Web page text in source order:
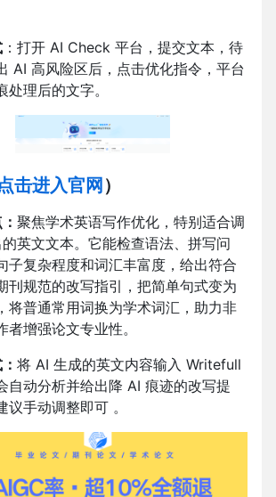
：打开 AI Check 平台，提交文本，待
AI 高风险区后，点击优化指令，平台
处理后的文字。
击进入官网 ）
聚焦学术英语写作优化，特别适合调
英文文本。它能检查语法、拼写问
子复杂程度和词汇丰富度，给出符合
刊规范的改写指引，把简单句式变为
将普通常用词换为学术词汇，助力非
者增强论文专业性。
将 AI 生成的英文内容输入 Writefull
自动分析并给出降 AI 痕迹的改写提
议手动调整即可 。